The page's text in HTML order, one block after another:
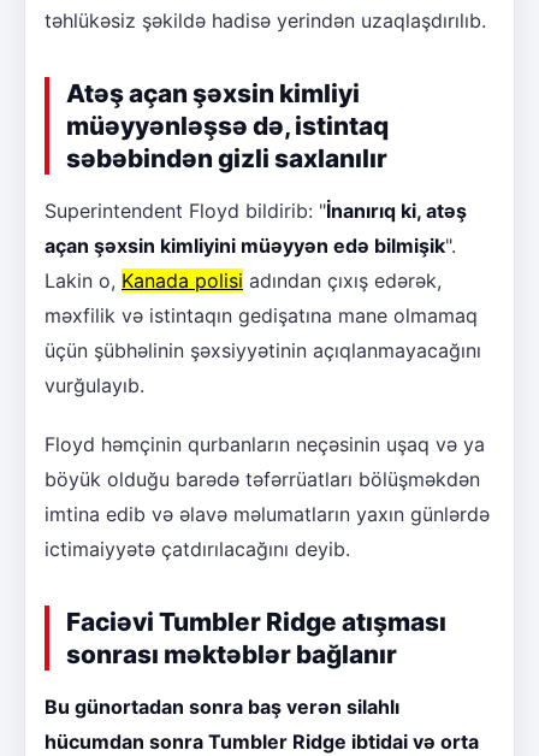
təhlükəsiz şəkildə hadisə yerindən uzaqlaşdırılıb.
Atəş açan şəxsin kimliyi
müəyyənləşsə də, istintaq
səbəbindən gizli saxlanılır
Superintendent Floyd bildirib: "İnanırıq ki, atəş
açan şəxsin kimliyini müəyyən edə bilmişik".
Lakin o, Kanada polisi adından çıxış edərək,
məxfilik və istintaqın gedişatına mane olmamaq
üçün şübhəlinin şəxsiyyətinin açıqlanmayacağını
vurğulayıb.
Floyd həmçinin qurbanların neçəsinin uşaq və ya
böyük olduğu barədə təfərrüatları bölüşməkdən
imtina edib və əlavə məlumatların yaxın günlərdə
ictimaiyyətə çatdırılacağını deyib.
Faciəvi Tumbler Ridge atışması
sonrası məktəblər bağlanır
Bu günortadan sonra baş verən silahlı
hücumdan sonra Tumbler Ridge ibtidai və orta